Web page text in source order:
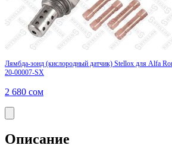
Лямбда-зонд (кислородный датчик) Stellox для Alfa
20-00007-SX
2 680 сом
Описание